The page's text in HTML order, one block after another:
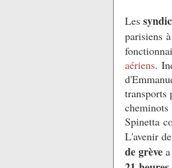
Les
parisiens
aériens.
transports
Spinetta
L'avenir
de grève